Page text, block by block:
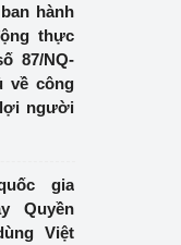
hành
thực
87/NQ-
về công
người
gia
Quyền
Việt